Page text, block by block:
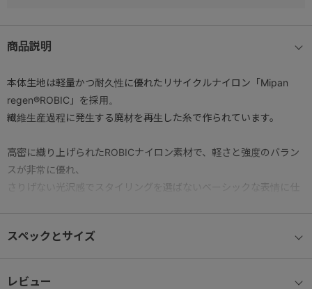
商品説明
本体生地は軽量かつ耐久性に優れたリサイクルナイロン「Mipan
regen®ROBIC」を採用。
繊維生産過程に発生する廃材を再生した糸で作られています。
高密に織り上げられたROBICナイロン素材で、軽さと強度のバラン
スが非常に優れ、
さりげない光沢感でスタイリングを選ばないベーシックな表情に仕
≪アップデートポイント≫
● 背面
スペックとサイズ
レビュー